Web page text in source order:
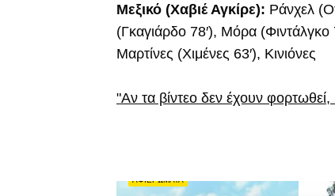
Μεξικό (Χαβιέ Αγκίρε): Ράνχελ
(Γκαγιάρδο 78′), Μόρα
Μαρτίνες (Χιμένες 63′), Κινιόνες
"Αν τα βίντεο δεν έχουν
ΑΦΙΕΡΩΜΑΤΑ